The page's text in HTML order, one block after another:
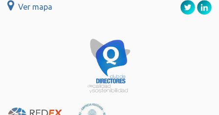
Ver mapa